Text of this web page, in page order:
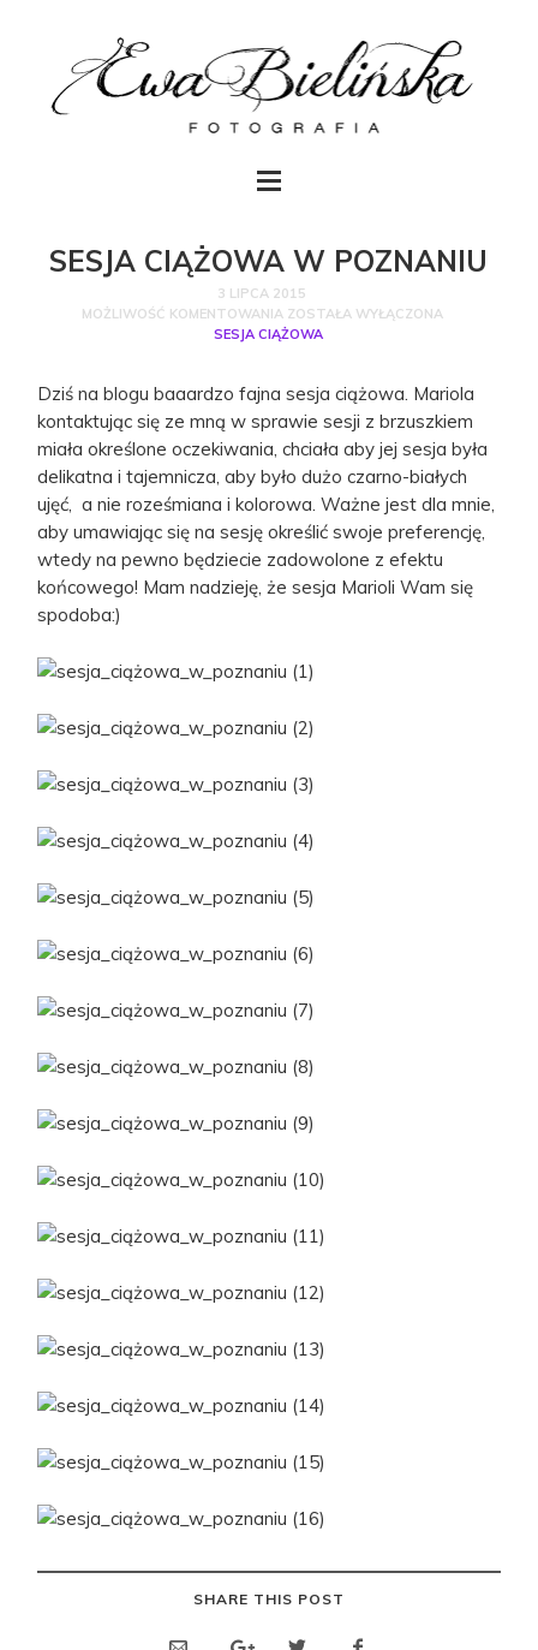
SESJA CIĄŻOWA W POZNANIU
3 LIPCA 2015
MOŻLIWOŚĆ KOMENTOWANIA ZOSTAŁA WYŁĄCZONA
SESJA CIĄŻOWA
Dziś na blogu baaardzo fajna sesja ciążowa. Mariola
kontaktując się ze mną w sprawie sesji z brzuszkiem
miała określone oczekiwania, chciała aby jej sesja była
delikatna i tajemnicza, aby było dużo czarno-białych
ujęć, a nie roześmiana i kolorowa. Ważne jest dla mnie,
aby umawiając się na sesję określić swoje preferencję,
wtedy na pewno będziecie zadowolone z efektu
końcowego! Mam nadzieję, że sesja Marioli Wam się
spodoba:)
SHARE THIS POST